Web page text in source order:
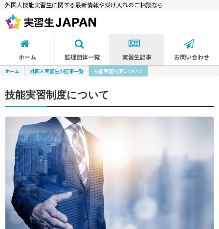
外国人技能実習生に関する最新情報や受け入れのご相談なら
ホーム 監理団体一覧 実習生記事 お問い合わせ
ホーム 外国人実習生の記事一覧 技能実習制度について
技能実習制度について